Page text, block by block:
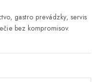
gastro prevádzky, servis
bez kompromisov.